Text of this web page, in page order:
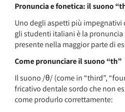
Pronuncia e fonetica: il suono
Uno degli aspetti più
gli studenti italiani è la pronuncia
presente nella maggior parte di
Come pronunciare il suono “th”
Il suono /θ/ (come in “third”,
fricativo dentale sordo che non
come produrlo correttamente: